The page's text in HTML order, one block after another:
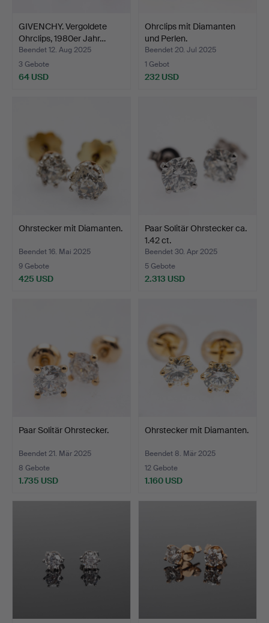
GIVENCHY. Vergoldete
Ohrclips, 1980er Jahr…
Beendet 12. Aug 2025
3 Gebote
64 USD
Ohrclips mit Diamanten
und Perlen.
Beendet 20. Jul 2025
1 Gebot
232 USD
Ohrstecker mit Diamanten.
Beendet 16. Mai 2025
9 Gebote
425 USD
Paar Solitär Ohrstecker ca.
1.42 ct.
Beendet 30. Apr 2025
5 Gebote
2.313 USD
Paar Solitär Ohrstecker.
Beendet 21. Mär 2025
8 Gebote
1.735 USD
Ohrstecker mit Diamanten.
Beendet 8. Mär 2025
12 Gebote
1.160 USD